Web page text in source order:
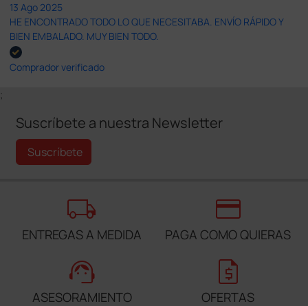
13 Ago 2025
HE ENCONTRADO TODO LO QUE NECESITABA. ENVÍO RÁPIDO Y
BIEN EMBALADO. MUY BIEN TODO.
Comprador verificado
;
Suscríbete a nuestra Newsletter
Suscríbete
local_shipping
ENTREGAS A MEDIDA
credit_card
PAGA COMO QUIERAS
support_agent
ASESORAMIENTO
request_quote
OFERTAS